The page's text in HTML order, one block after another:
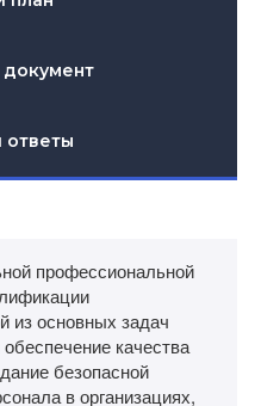
ответы
профессиональной
из основных задач
качества
безопасной
в организациях,